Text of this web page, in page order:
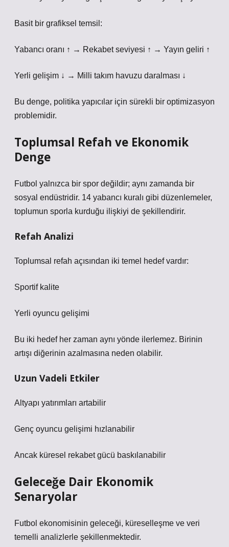
Basit bir grafiksel temsil:
Yabancı oranı ↑ → Rekabet seviyesi ↑ → Yayın geliri ↑
Yerli gelişim ↓ → Milli takım havuzu daralması ↓
Bu denge, politika yapıcılar için sürekli bir optimizasyon
problemidir.
Toplumsal Refah ve Ekonomik
Denge
Futbol yalnızca bir spor değildir; aynı zamanda bir
sosyal endüstridir. 14 yabancı kuralı gibi düzenlemeler,
toplumun sporla kurduğu ilişkiyi de şekillendirir.
Refah Analizi
Toplumsal refah açısından iki temel hedef vardır:
Sportif kalite
Yerli oyuncu gelişimi
Bu iki hedef her zaman aynı yönde ilerlemez. Birinin
artışı diğerinin azalmasına neden olabilir.
Uzun Vadeli Etkiler
Altyapı yatırımları artabilir
Genç oyuncu gelişimi hızlanabilir
Ancak küresel rekabet gücü baskılanabilir
Geleceğe Dair Ekonomik
Senaryolar
Futbol ekonomisinin geleceği, küreselleşme ve veri
temelli analizlerle şekillenmektedir.